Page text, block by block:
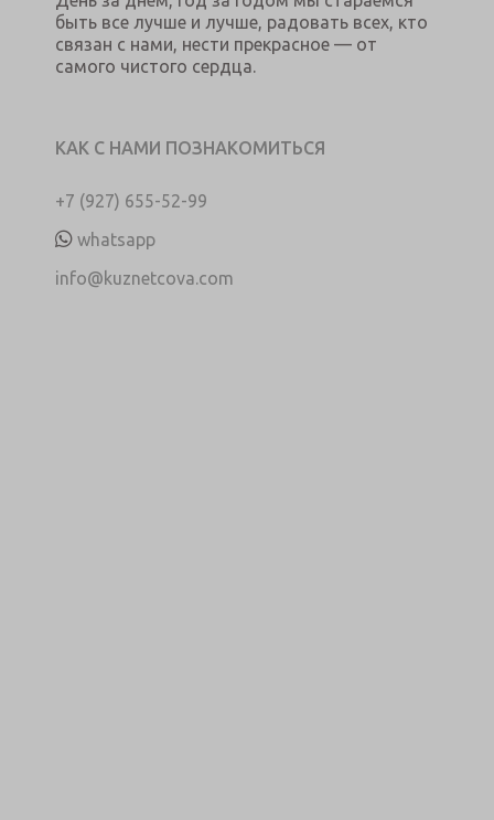
быть все лучше и лучше, радовать всех, кто
связан с нами, нести прекрасное — от
самого чистого сердца.
КАК С НАМИ ПОЗНАКОМИТЬСЯ
+7 (927) 655-52-99
whatsapp
info@kuznetcova.com